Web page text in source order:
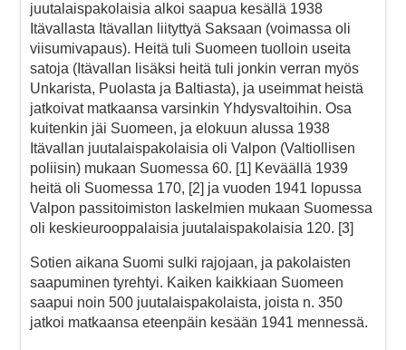
juutalaispakolaisia alkoi saapua kesällä 1938
Itävallasta Itävallan liityttyä Saksaan (voimassa oli
viisumivapaus). Heitä tuli Suomeen tuolloin useita
satoja (Itävallan lisäksi heitä tuli jonkin verran myös
Unkarista, Puolasta ja Baltiasta), ja useimmat heistä
jatkoivat matkaansa varsinkin Yhdysvaltoihin. Osa
kuitenkin jäi Suomeen, ja elokuun alussa 1938
Itävallan juutalaispakolaisia oli Valpon (Valtiollisen
poliisin) mukaan Suomessa 60. [1] Keväällä 1939
heitä oli Suomessa 170, [2] ja vuoden 1941 lopussa
Valpon passitoimiston laskelmien mukaan Suomessa
oli keskieurooppalaisia juutalaispakolaisia 120. [3]
Sotien aikana Suomi sulki rajojaan, ja pakolaisten
saapuminen tyrehtyi. Kaiken kaikkiaan Suomeen
saapui noin 500 juutalaispakolaista, joista n. 350
jatkoi matkaansa eteenpäin kesään 1941 mennessä.